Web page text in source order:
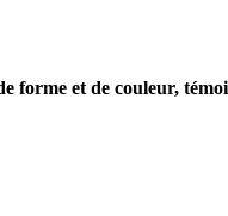
forme et de couleur,